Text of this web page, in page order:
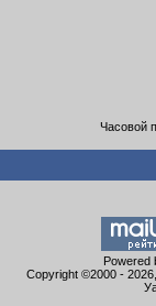
Часовой
Powered
Copyright ©2000 -